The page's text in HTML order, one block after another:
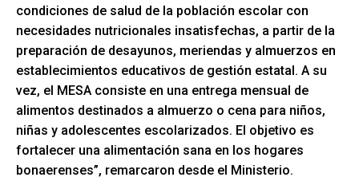
condiciones de salud de la población escolar con
necesidades nutricionales insatisfechas, a partir de la
preparación de desayunos, meriendas y almuerzos en
establecimientos educativos de gestión estatal. A su
vez, el MESA consiste en una entrega mensual de
alimentos destinados a almuerzo o cena para niños,
niñas y adolescentes escolarizados. El objetivo es
fortalecer una alimentación sana en los hogares
bonaerenses”, remarcaron desde el Ministerio.